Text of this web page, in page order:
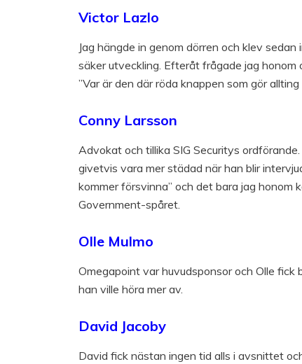
Victor Lazlo
Jag hängde in genom dörren och klev
säker utveckling. Efteråt frågade jag honom
”Var är den där röda knappen som gör allting
Conny Larsson
Advokat och tillika SIG Securitys
givetvis vara mer städad när han blir
kommer försvinna” och det bara jag honom
Government-spåret.
Olle Mulmo
Omegapoint var huvudsponsor och Olle
han ville höra mer av.
David Jacoby
David fick nästan ingen tid alls i avsnittet